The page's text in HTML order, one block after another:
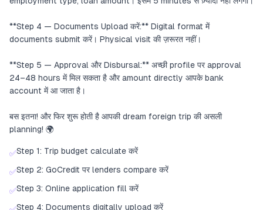
**Step 4 — Documents Upload करें:** Digital format में
documents submit करें। Physical visit की ज़रूरत नहीं।
**Step 5 — Approval और Disbursal:** अच्छी profile पर approval
24–48 hours में मिल सकता है और amount directly आपके bank
account में आ जाता है।
बस इतना! और फिर शुरू होती है आपकी dream foreign trip की असली
planning! 🌍
✅Step 1: Trip budget calculate करें
✅Step 2: GoCredit पर lenders compare करें
✅Step 3: Online application fill करें
Step 4: Documents digitally upload करें